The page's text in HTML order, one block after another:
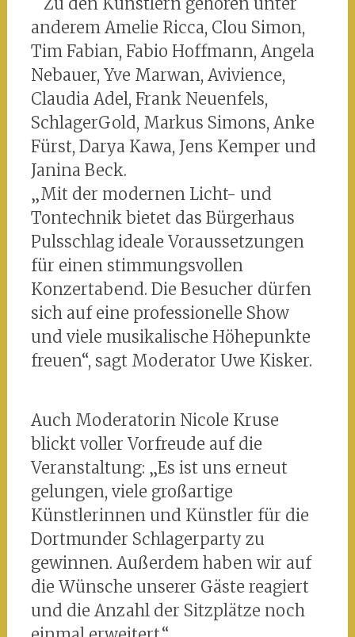
anderem Amelie Ricca, Clou Simon,
Tim Fabian, Fabio Hoffmann, Angela
Nebauer, Yve Marwan, Avivience,
Claudia Adel, Frank Neuenfels,
SchlagerGold, Markus Simons, Anke
Fürst, Darya Kawa, Jens Kemper und
Janina Beck.
„Mit der modernen Licht- und
Tontechnik bietet das Bürgerhaus
Pulsschlag ideale Voraussetzungen
für einen stimmungsvollen
Konzertabend. Die Besucher dürfen
sich auf eine professionelle Show
und viele musikalische Höhepunkte
freuen“, sagt Moderator Uwe Kisker.
Auch Moderatorin Nicole Kruse
blickt voller Vorfreude auf die
Veranstaltung: „Es ist uns erneut
gelungen, viele großartige
Künstlerinnen und Künstler für die
Dortmunder Schlagerparty zu
gewinnen. Außerdem haben wir auf
die Wünsche unserer Gäste reagiert
und die Anzahl der Sitzplätze noch